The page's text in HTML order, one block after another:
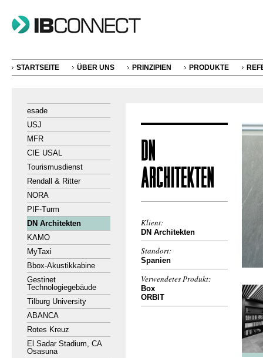
STARTSEITE ÜBER UNS PRINZIPIEN PRODUKTE
esade
USJ
MFR
CIE USAL
Tourismusdienst
Rendall & Ritter
NORA
PIF-Turm
DN Architekten
KAMO
MyTaxi
Bbox-Akustikkabine
Gestinet
Technologiegebäude
Tilburg University
ABANCA
Rotes Kreuz
El Sadar Stadium, CA
Osasuna
Klient:
DN Architekten
Standort:
Spanien
Verwendetes Produkt:
Box
ORBIT